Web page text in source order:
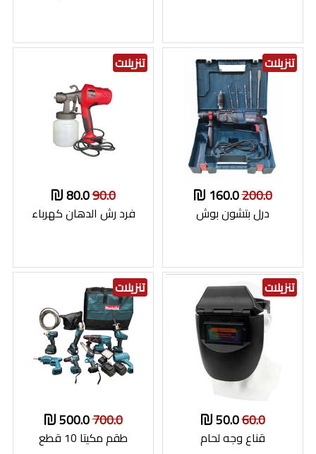
تنزيلات
200.0
160.0
درل بتشون بوش
تنزيلات
90.0
80.0
فرد رش الدهان كهرباء
تنزيلات
60.0
50.0
قناع وجه لحام
تنزيلات
700.0
500.0
طقم مكيتا 10 قطع